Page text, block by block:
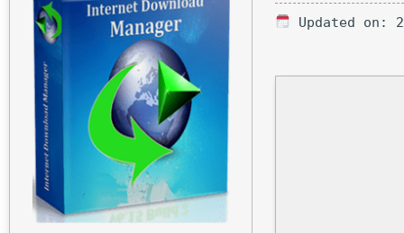
Updated on: